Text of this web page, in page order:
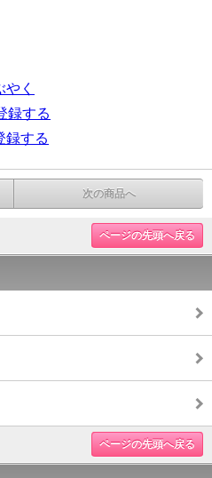
く
録する
録する
次の商品へ
ページの先頭へ戻る
ページの先頭へ戻る